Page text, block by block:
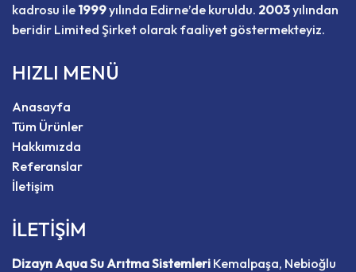
kadrosu ile 1999yılında Edirne’de kuruldu. 2003yılından
beridir Limited Şirket olarak faaliyet göstermekteyiz.
HIZLI MENÜ
Anasayfa
Tüm Ürünler
Hakkımızda
Referanslar
İletişim
İLETİŞİM
Dizayn Aqua Su Arıtma Sistemleri Kemalpaşa, Nebioğlu